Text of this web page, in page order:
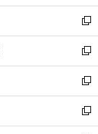
ウ
で
開
く
ン
ド
ウ
で
開
く
新
し
い
ウ
ィ
ン
ド
ウ
新
し
い
ウ
ィ
ン
新
し
い
ウ
新
し